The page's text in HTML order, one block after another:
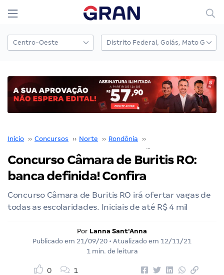
Início ›› Concursos ›› Norte ›› Rondônia ››
Concurso Câmara de Buritis RO:
banca definida! Confira
Concurso Câmara de Buritis RO irá ofertar vagas de
todas as escolaridades. Iniciais de até R$ 4 mil
Por Lanna Sant'Anna
Publicado em 21/09/20 • Atualizado em 12/11/21
1 min. de leitura
0 1